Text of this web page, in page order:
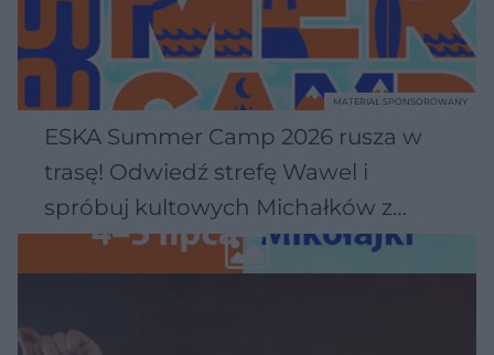
ESKA Summer Camp 2026 rusza w
trasę! Odwiedź strefę Wawel i
spróbuj kultowych Michałków z
Wawelu
MATERIAŁ SPONSOROWANY